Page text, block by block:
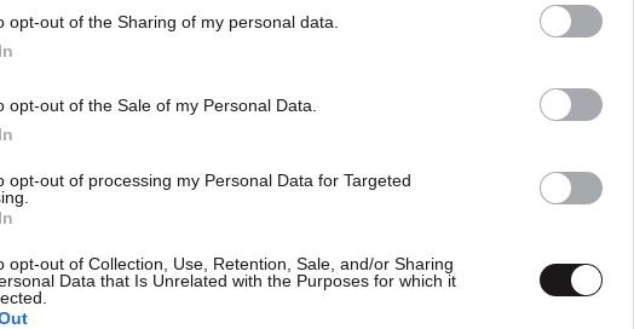
opt-out of the Sharing of my personal data.
opt-out of the Sale of my Personal Data.
opt-out of processing my Personal Data for Targeted
opt-out of Collection, Use, Retention, Sale, and/or Sharing
Data that Is Unrelated with the Purposes for which it